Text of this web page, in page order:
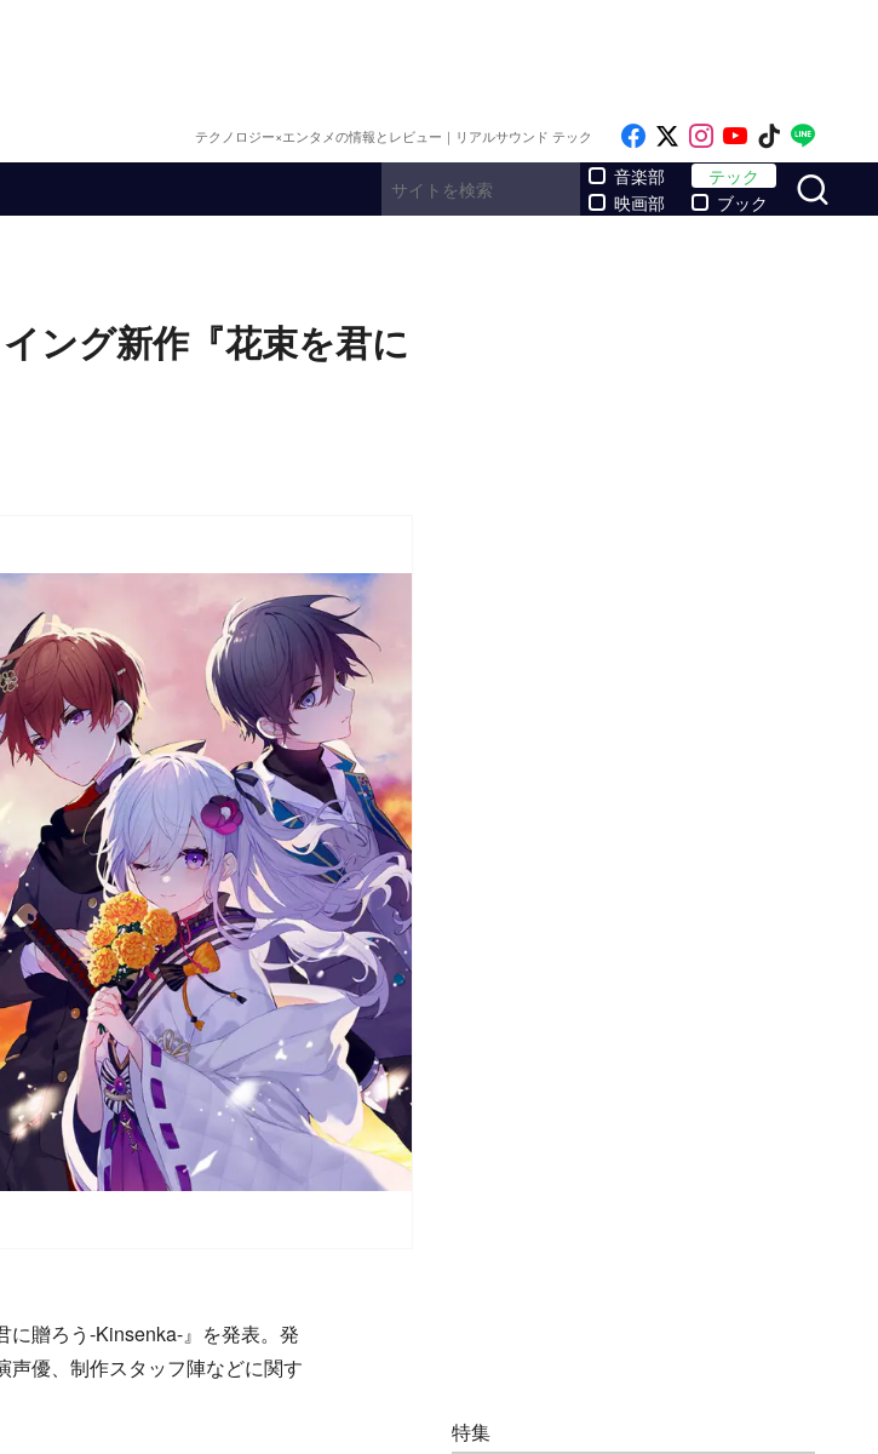
テクノロジー×エンタメの情報とレビュー｜リアルサウンド テック Like on Facebook
Follow on x
Follow on
Follow on
Follow
音楽部
映画部
テック
ブック
ング新作『花束を君に
贈ろう-Kinsenka-』を発表。発
優、制作スタッフ陣などに関す
特集